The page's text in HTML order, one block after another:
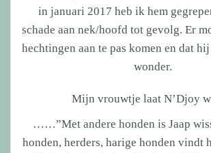
in januari 2017 heb ik hem
schade aan nek/hoofd tot gevolg. Er
hechtingen aan te pas komen en dat
wonder.
Mijn vrouwtje laat N’Djoy
……”Met andere honden is Jaap
honden, herders, harige honden vindt